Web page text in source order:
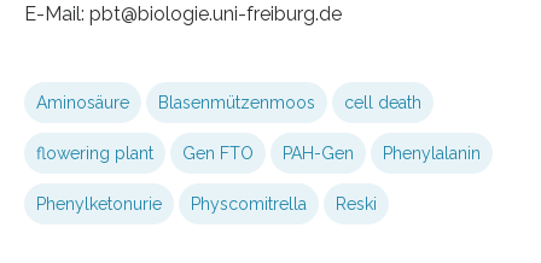
E-Mail: pbt@biologie.uni-freiburg.de
Aminosäure Blasenmützenmoos cell death
flowering plant Gen FTO PAH-Gen Phenylalanin
Phenylketonurie Physcomitrella Reski